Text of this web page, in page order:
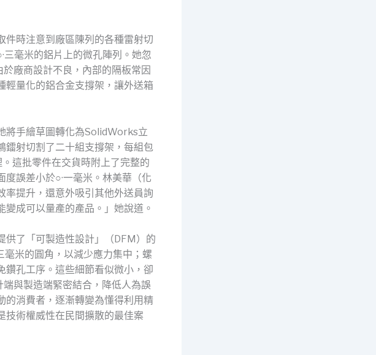
件時注意到廠區陳列的各種雷射切
毫米的鋁片上的微孔陣列。她忽
廠商設計不良，內部的隔板常因
輕量化的鋁合金支撐架，讓外送箱
將手繪草圖轉化為SolidWorks立
鐳射切割了二十組支撐架，每組包
這批零件在交貨時附上了完整的
誤差小於○·一毫米。林美華（化
率提升，還意外吸引其他外送員詢
成可以量產的產品。」她說道。
供了「可製造性設計」（DFM）的
毫米的圓角，以減少應力集中；螺
鑽孔工序。這些細節看似微小，卻
與製造端緊密結合，降低人為誤
的消費者，逐漸轉變為懂得利用精
技術權威性在民間擴散的最佳案